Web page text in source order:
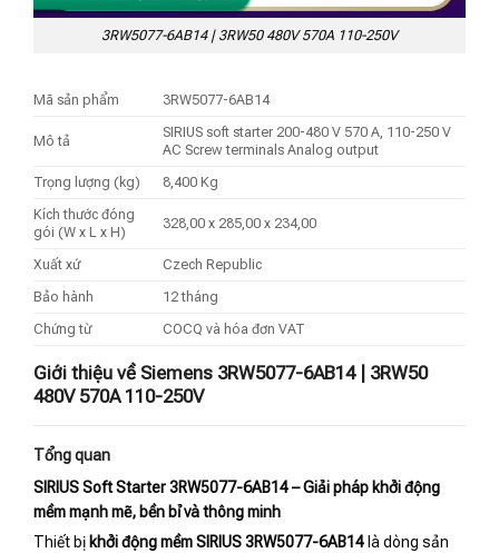
3RW5077-6AB14 | 3RW50 480V 570A 110-250V
Mã sản phẩm 3RW5077-6AB14
Mô tả
SIRIUS soft starter 200-480 V 570 A, 110-250 V
AC Screw terminals Analog output
Trọng lượng (kg)
8,400 Kg
Kích thước đóng
gói (W x L x H)
328,00 x 285,00 x 234,00
Xuất xứ
Czech Republic
Bảo hành
12 tháng
Chứng từ
COCQ và hóa đơn VAT
Giới thiệu về Siemens 3RW5077-6AB14 | 3RW50
480V 570A 110-250V
Tổng quan
SIRIUS Soft Starter 3RW5077-6AB14 – Giải pháp khởi động
mềm mạnh mẽ, bền bỉ và thông minh
Thiết bị khởi động mềm SIRIUS 3RW5077-6AB14 là dòng sản